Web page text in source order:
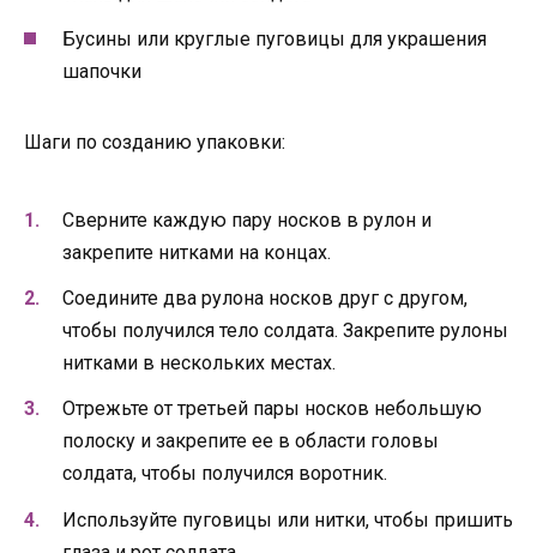
Бусины или круглые пуговицы для украшения
шапочки
Шаги по созданию упаковки:
Сверните каждую пару носков в рулон и
закрепите нитками на концах.
Соедините два рулона носков друг с другом,
чтобы получился тело солдата. Закрепите рулоны
нитками в нескольких местах.
Отрежьте от третьей пары носков небольшую
полоску и закрепите ее в области головы
солдата, чтобы получился воротник.
Используйте пуговицы или нитки, чтобы пришить